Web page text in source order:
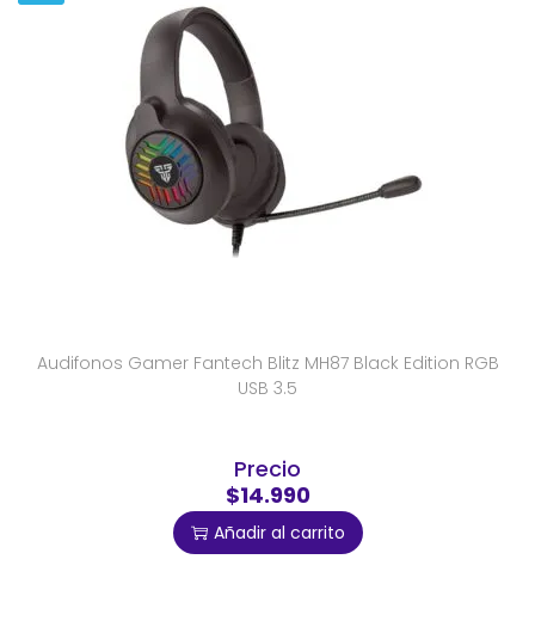
Audifonos Gamer Fantech Blitz MH87 Black Edition RGB
USB 3.5
Precio
$14.990
Añadir al carrito